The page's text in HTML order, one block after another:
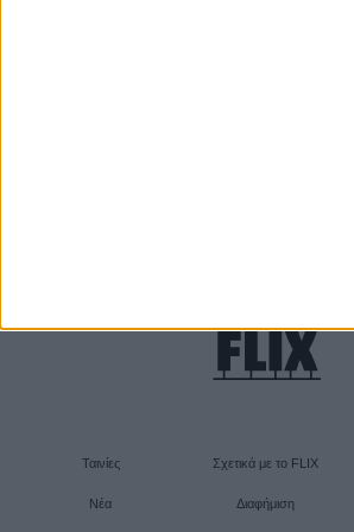
Ταινίες
Νέα
Σχετικά με το FLIX
Διαφήμιση